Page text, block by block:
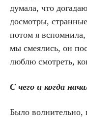
думала, что
досмотры,
потом я вспомнила,
мы смеялись, он
люблю смотреть,
С чего и когда
Было волнительно,